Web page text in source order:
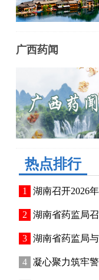
广西药闻
热点排行
湖南召开2026
湖南省药监局
湖南省药监局
凝心聚力筑牢